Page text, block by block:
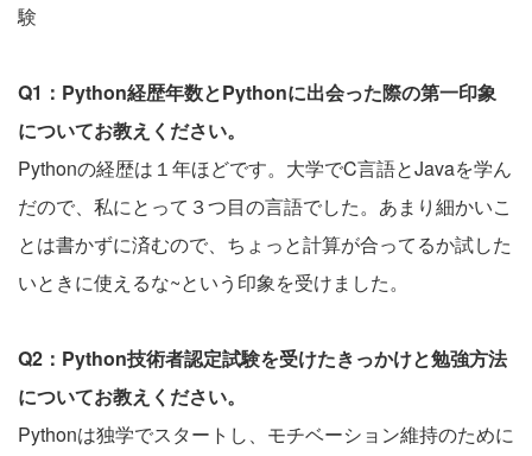
験
Q1：Python経歴年数とPythonに出会った際の第一印象
についてお教えください。
Pythonの経歴は１年ほどです。大学でC言語とJavaを学ん
だので、私にとって３つ目の言語でした。あまり細かいこ
とは書かずに済むので、ちょっと計算が合ってるか試した
いときに使えるな~という印象を受けました。
Q2：Python技術者認定試験を受けたきっかけと勉強方法
についてお教えください。
Pythonは独学でスタートし、モチベーション維持のために